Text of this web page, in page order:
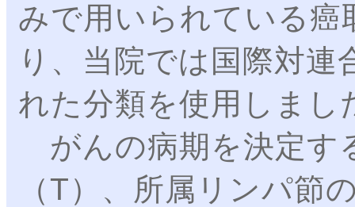
みで用いられている癌
り、当院では国際対
れた分類を使用しまし
がんの病期を決定す
（T）、所属リンパ節